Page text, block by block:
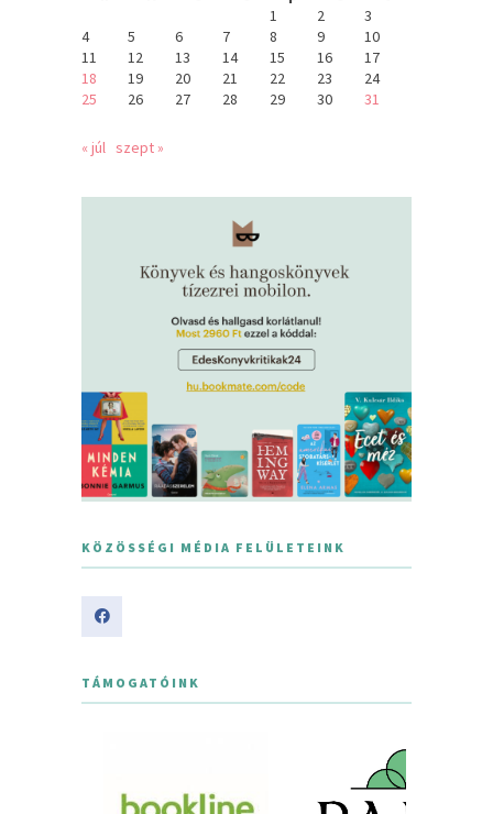
1
2
3
4
5 6 7 8 9
10
11
12 13 14 15 16
17
18
19 20 21 22 23
24
25
26 27 28 29 30 31
« júl szept »
KÖZÖSSÉGI MÉDIA FELÜLETEINK
TÁMOGATÓINK